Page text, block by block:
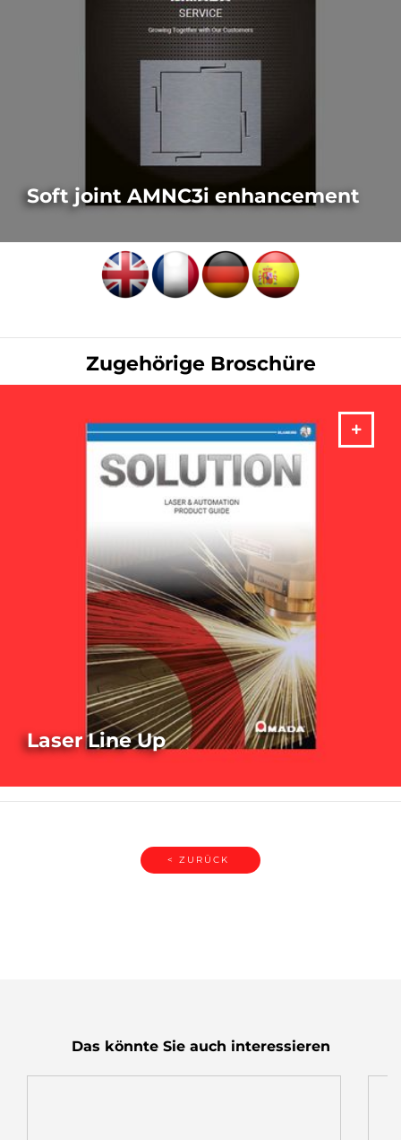
Soft joint AMNC3i enhancement
Zugehörige Broschüre
Laser Line Up
PROSPEKT HERUNTERLADEN
< ZURÜCK
Das könnte Sie auch interessieren